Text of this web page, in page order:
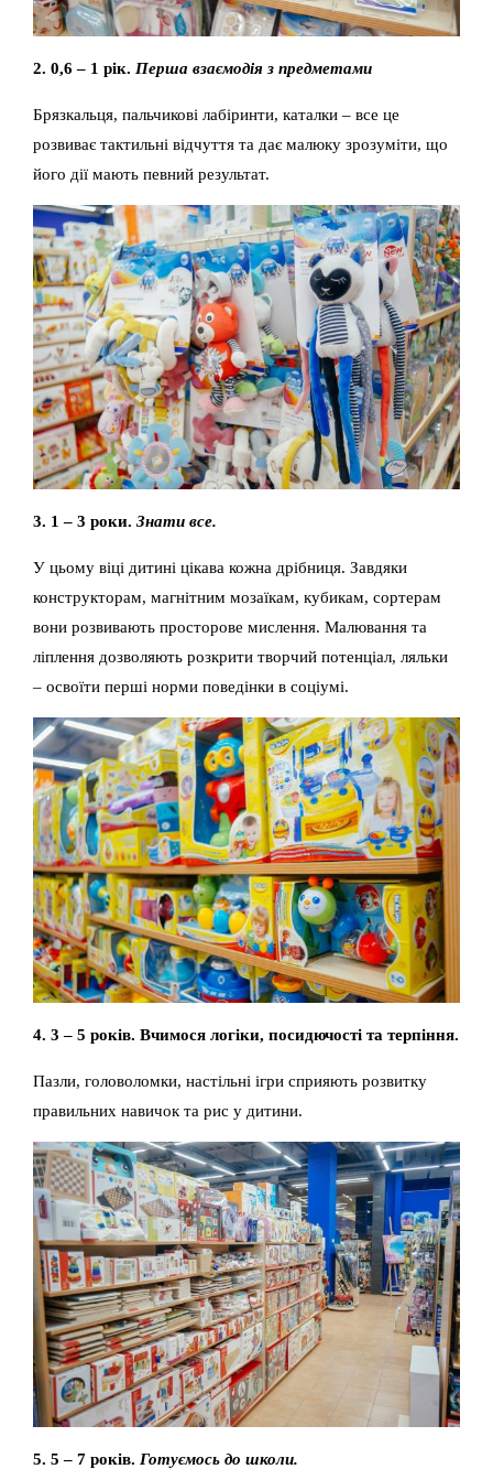
2. 0,6 – 1 рік. Перша взаємодія з предметами
Брязкальця, пальчикові лабіринти, каталки – все це
розвиває тактильні відчуття та дає малюку зрозуміти, що
його дії мають певний результат.
3. 1 – 3 роки. Знати все.
У цьому віці дитині цікава кожна дрібниця. Завдяки
конструкторам, магнітним мозаїкам, кубикам, сортерам
вони розвивають просторове мислення. Малювання та
ліплення дозволяють розкрити творчий потенціал, ляльки
– освоїти перші норми поведінки в соціумі.
4. 3 – 5 років. Вчимося логіки, посидючості та терпіння.
Пазли, головоломки, настільні ігри сприяють розвитку
правильних навичок та рис у дитини.
5. 5 – 7 років. Готуємось до школи.